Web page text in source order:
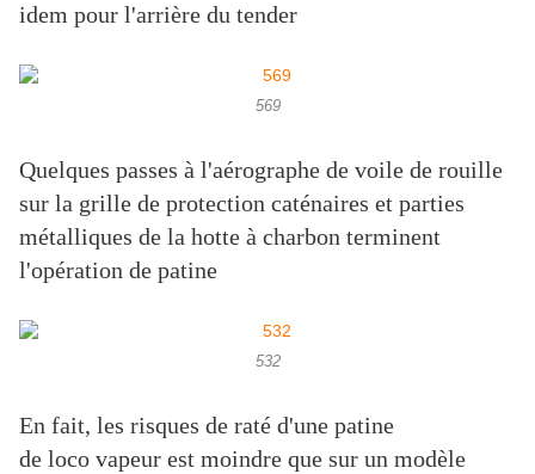
idem pour l'arrière du tender
569
Quelques passes à l'aérographe de voile de rouille
sur la grille de protection caténaires et parties
métalliques de la hotte à charbon terminent
l'opération de patine
532
En fait, les risques de raté d'une patine
de loco vapeur est moindre que sur un modèle